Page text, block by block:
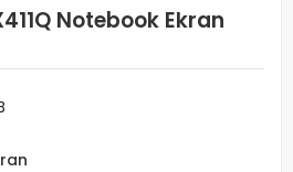
Notebook Ekran